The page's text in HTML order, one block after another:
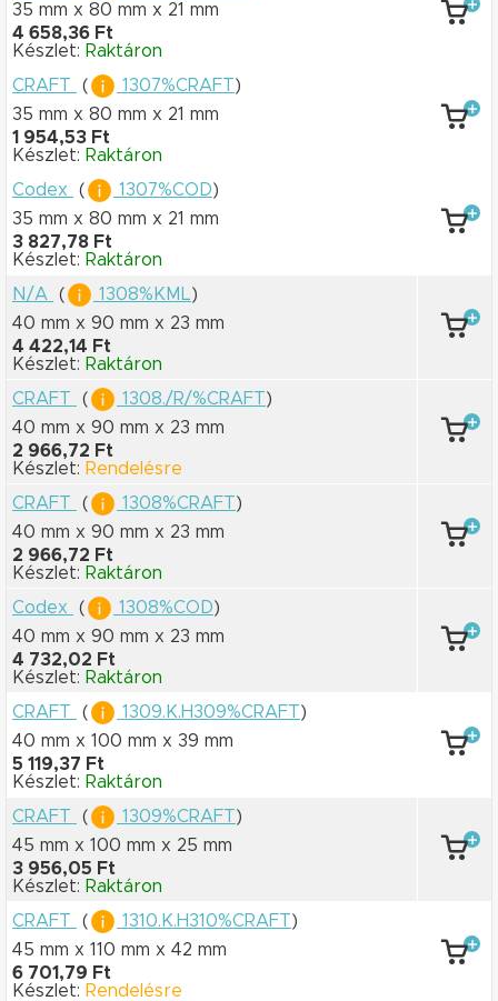
35 mm x 80 mm x 21 mm
4 658,36 Ft
Készlet: Raktáron
CRAFT
( 1307%CRAFT)
35 mm x 80 mm x 21 mm
1 954,53 Ft
Készlet: Raktáron
Codex
( 1307%COD)
35 mm x 80 mm x 21 mm
3 827,78 Ft
Készlet: Raktáron
N/A
( 1308%KML)
40 mm x 90 mm x 23 mm
4 422,14 Ft
Készlet: Raktáron
CRAFT
( 1308./R/%CRAFT)
40 mm x 90 mm x 23 mm
2 966,72 Ft
Készlet: Rendelésre
CRAFT
( 1308%CRAFT)
40 mm x 90 mm x 23 mm
2 966,72 Ft
Készlet: Raktáron
Codex
( 1308%COD)
40 mm x 90 mm x 23 mm
4 732,02 Ft
Készlet: Raktáron
CRAFT
( 1309.K.H309%CRAFT)
40 mm x 100 mm x 39 mm
5 119,37 Ft
Készlet: Raktáron
CRAFT
( 1309%CRAFT)
45 mm x 100 mm x 25 mm
3 956,05 Ft
Készlet: Raktáron
CRAFT
( 1310.K.H310%CRAFT)
45 mm x 110 mm x 42 mm
6 701,79 Ft
Készlet: Rendelésre